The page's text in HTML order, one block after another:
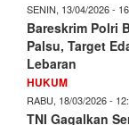
SENIN, 13/04/2026 -
Bareskrim Polri
Palsu, Target
Lebaran
HUKUM
RABU, 18/03/2026 -
TNI Gagalkan